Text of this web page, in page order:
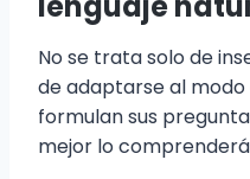
No se trata solo de
de adaptarse al modo
formulan sus
mejor lo comprenderá